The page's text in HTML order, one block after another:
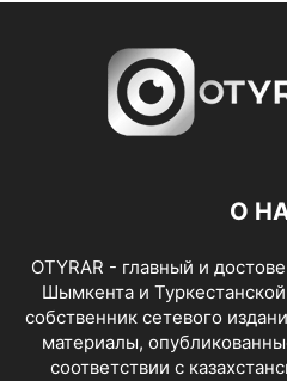
О
OTYRAR - главный и
Шымкента и
собственник сетевого
материалы,
соответствии с